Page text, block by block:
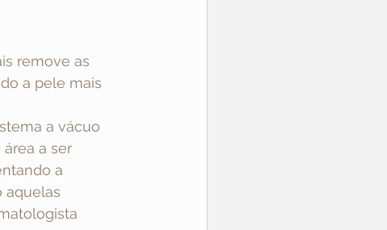
remove as
a pele mais
a vácuo
a ser
a
aquelas